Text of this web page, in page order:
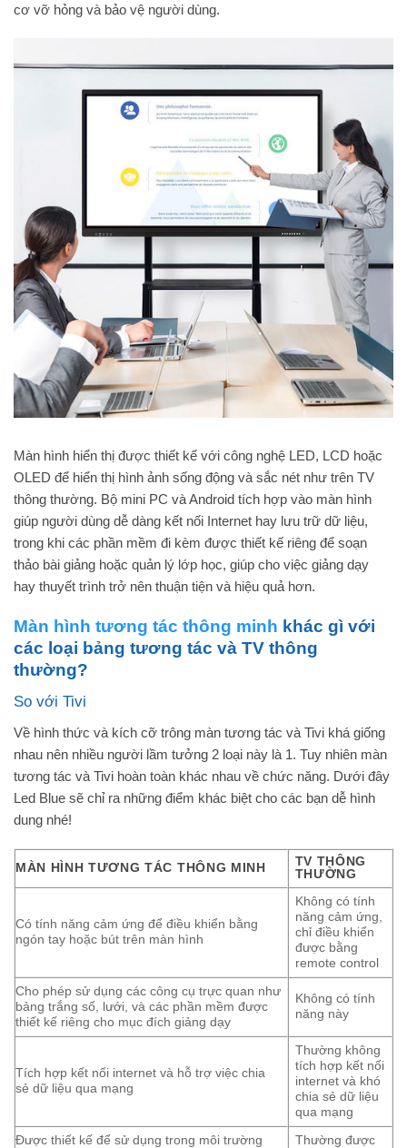
cơ vỡ hỏng và bảo vệ người dùng.
Màn hình hiển thị được thiết kế với công nghệ LED, LCD hoặc
OLED để hiển thị hình ảnh sống động và sắc nét như trên TV
thông thường. Bộ mini PC và Android tích hợp vào màn hình
giúp người dùng dễ dàng kết nối Internet hay lưu trữ dữ liệu,
trong khi các phần mềm đi kèm được thiết kế riêng để soạn
thảo bài giảng hoặc quản lý lớp học, giúp cho việc giảng dạy
hay thuyết trình trở nên thuận tiện và hiệu quả hơn.
Màn hình tương tác thông minh khác gì với
các loại bảng tương tác và TV thông
thường?
So với Tivi
Về hình thức và kích cỡ trông màn tương tác và Tivi khá giống
nhau nên nhiều người lầm tưởng 2 loại này là 1. Tuy nhiên màn
tương tác và Tivi hoàn toàn khác nhau về chức năng. Dưới đây
Led Blue sẽ chỉ ra những điểm khác biệt cho các bạn dễ hình
dung nhé!
MÀN HÌNH TƯƠNG TÁC THÔNG MINH
TV THÔNG
THƯỜNG
Có tính năng cảm ứng để điều khiển bằng
ngón tay hoặc bút trên màn hình
Không có tính
năng cảm ứng,
chỉ điều khiển
được bằng
remote control
Cho phép sử dụng các công cụ trực quan như
bảng trắng số, lưới, và các phần mềm được
thiết kế riêng cho mục đích giảng dạy
Không có tính
năng này
Tích hợp kết nối internet và hỗ trợ việc chia
sẻ dữ liệu qua mạng
Thường không
tích hợp kết nối
internet và khó
chia sẻ dữ liệu
qua mạng
Được thiết kế để sử dụng trong môi trường
Thường được